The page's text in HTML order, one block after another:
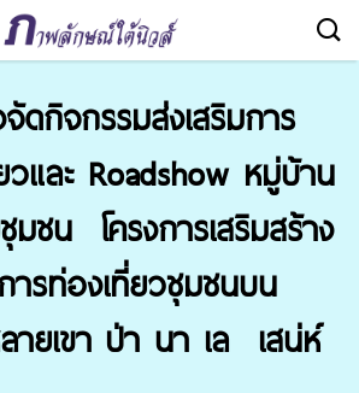
ดกิจกรรมส่งเสริมการ
และ Roadshow หมู่บ้าน
มชน โครงการเสริมสร้าง
รท่องเที่ยวชุมชนบน
ายเขา ป่า นา เล เสน่ห์